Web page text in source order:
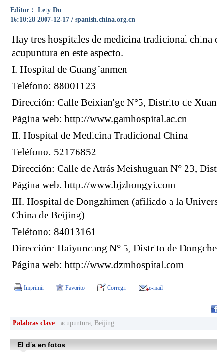
Editor： Lety Du
16:10:28 2007-12-17 / spanish.china.org.cn
Hay tres hospitales de medicina tradicional china
acupuntura en este aspecto.
I. Hospital de Guang´anmen
Teléfono: 88001123
Dirección: Calle Beixian'ge N°5, Distrito de
Página web: http://www.gamhospital.ac.cn
II. Hospital de Medicina Tradicional China
Teléfono: 52176852
Dirección: Calle de Atrás Meishuguan N° 23,
Página web: http://www.bjzhongyi.com
III. Hospital de Dongzhimen (afiliado a la
China de Beijing)
Teléfono: 84013161
Dirección: Haiyuncang N° 5, Distrito de
Página web: http://www.dzmhospital.com
Imprimir Favorito Corregir e-mail
Palabras clave: acupuntura, Beijing